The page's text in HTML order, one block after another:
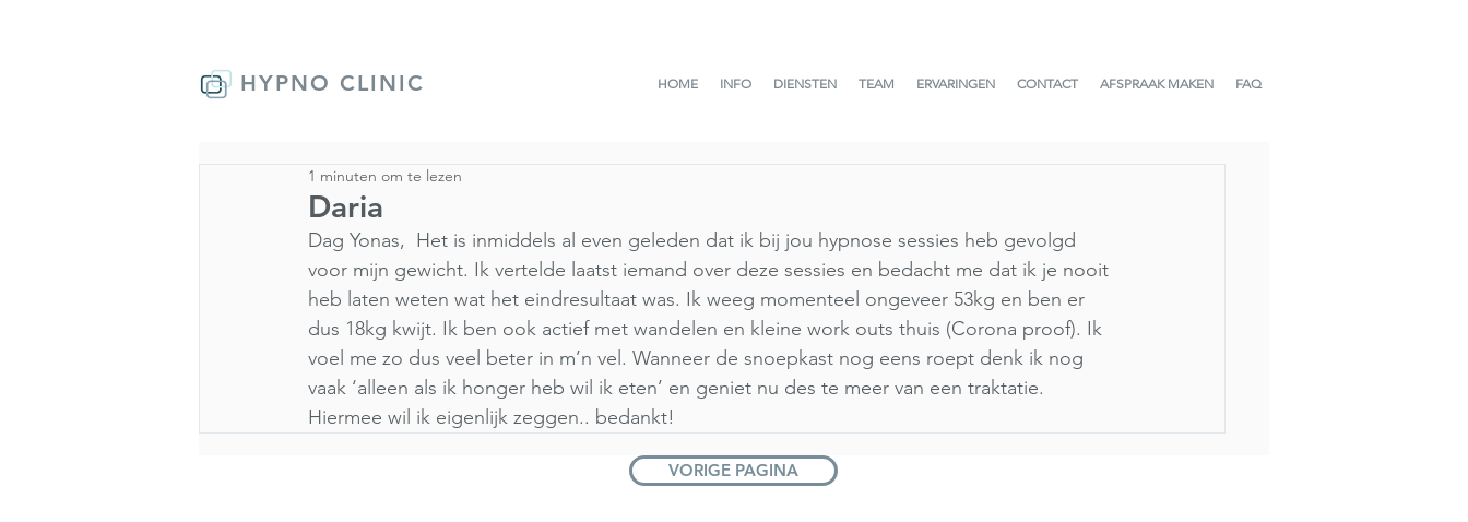
HYPNO CLINIC HOME INFO DIENSTEN TEAM ERVARINGEN CONTACT AFSPRAAK MAKEN FAQ
Daria
1 minuten om te lezen
Dag Yonas,  Het is inmiddels al even geleden dat ik bij jou hypnose sessies heb gevolgd
voor mijn gewicht. Ik vertelde laatst iemand over deze sessies en bedacht me dat ik je nooit
heb laten weten wat het eindresultaat was. Ik weeg momenteel ongeveer 53kg en ben er
dus 18kg kwijt. Ik ben ook actief met wandelen en kleine work outs thuis (Corona proof). Ik
voel me zo dus veel beter in m’n vel. Wanneer de snoepkast nog eens roept denk ik nog
vaak ‘alleen als ik honger heb wil ik eten’ en geniet nu des te meer van een traktatie.
Hiermee wil ik eigenlijk zeggen.. bedankt!
VORIGE PAGINA